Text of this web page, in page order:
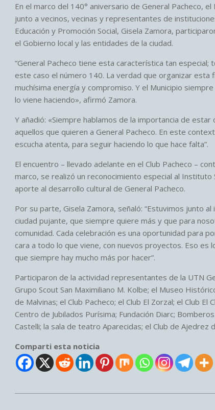
En el marco del 140° aniversario de General Pacheco,
junto a vecinos, vecinas y representantes de
Educación y Promoción Social, Gisela Zamora,
el Gobierno local y las entidades de la ciudad.
“General Pacheco tiene esta característica tan
este caso el número 140. La verdad que organizar esta
muchísima energía y compromiso. Y el Municipio
lo viene haciendo», afirmó Zamora.
Y añadió: «Siempre hablamos de la importancia de
aquellos que quieren a General Pacheco. En este
escucha atenta, para seguir haciendo lo que hace falta”.
El encuentro – llevado adelante en el Club Pacheco –
marco, se realizó un reconocimiento especial al
aporte al desarrollo cultural de General Pacheco.
Por su parte, Gisela Zamora, señaló: “Estuvimos junto
ciudad pujante, que siempre quiere más y que para
comunidad. Cada celebración es una oportunidad para
cara a todo lo que viene, con nuevos proyectos. Eso
que siempre hay mucho más por hacer”.
Participaron de la actividad representantes de la UTN
Grupo Scout San Maximiliano M. Kolbe; el Museo
de Malvinas; el Club Pacheco; el Club El Zorzal; el Club
Centro de Jubilados Purísima; Fundación Diarc;
Castelli; la sala de teatro Aparecidas; el Club de Ajedrez
Comparti esta noticia